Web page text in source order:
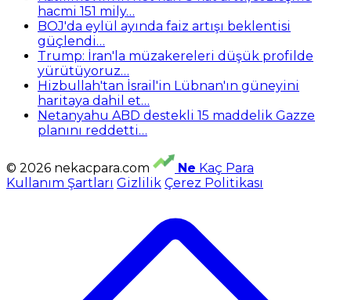
hacmi 151 mily…
BOJ'da eylül ayında faiz artışı beklentisi
güçlendi…
Trump: İran'la müzakereleri düşük profilde
yürütüyoruz…
Hizbullah'tan İsrail'in Lübnan'ın güneyini
haritaya dahil et…
Netanyahu ABD destekli 15 maddelik Gazze
planını reddetti…
© 2026 nekacpara.com Ne Kaç Para
Kullanım Şartları Gizlilik Çerez Politikası